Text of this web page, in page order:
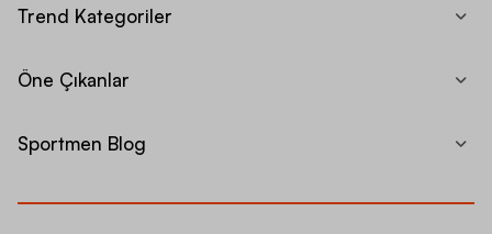
Trend Kategoriler
Öne Çıkanlar
Sportmen Blog